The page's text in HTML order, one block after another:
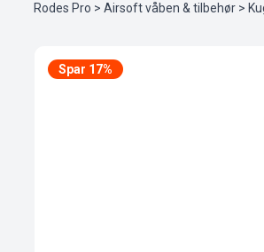
Rodes Pro > Airsoft våben & tilbehør >
Spar 17%